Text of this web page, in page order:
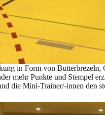
in Form von
mehr Punkte und Stempel
die Mini-Trainer/-innen den